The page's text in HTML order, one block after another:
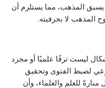
يسبق المذهب، مما يستلزم أن
المذهب لا بحرفيته.
ليست ترفًا علميًا أو مجرد
لضبط الفتوى وتحقيق
للعلم والعلماء، وأن